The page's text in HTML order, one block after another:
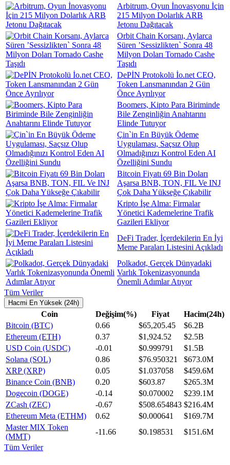
Arbitrum, Oyun İnovasyonu İçin
215 Milyon Dolarlık ARB
Jetonu Dağıtacak
Orbit Chain Korsanı, Aylarca
Süren ’Sessizlikten` Sonra 48
Milyon Doları Tornado Cashe
Taşıdı
DePİN Protokolü İo.net CEO,
Token Lansmanından 2 Gün
Önce Ayrılıyor
Boomers, Kipto Para Biriminde
Bile Zenginliğin Anahtarını
Elinde Tutuyor
Çin`in En Büyük Ödeme
Uygulaması, Saçsız Olup
Olmadığınızı Kontrol Eden AI
Özelliğini Sundu
Bitcoin Fiyatı 69 Bin Doları
Aşarsa BNB, TON, FIL Ve INJ
Çok Daha Yükseğe Çıkabilir
Kripto İşe Alma: Firmalar
Yönetici Kademelerine Trafik
Gazileri Ekliyor
DeFi Trader, İçerdekilerin En İyi
Meme Paraları Listesini Açıkladı
Polkadot, Gerçek Dünyadaki
Varlık Tokenizasyonunda
Önemli Adımlar Atıyor
Tüm Veriler
Hacmi En Yüksek (24h)
Coin Değişim(%) Fiyat
Hacim(24h)
Bitcoin (BTC)
0.66 $65,205.45
$6.2B
Ethereum (ETH)
0.37 $1,924.52
$2.5B
USD Coin (USDC)
-0.01 $0.999791
$1.5B
Solana (SOL)
0.86 $76.950321
$673.0M
XRP (XRP)
0.05 $1.037058
$459.6M
Binance Coin (BNB)
0.20 $603.87
$265.3M
Dogecoin (DOGE)
-0.14 $0.070002
$239.1M
ZCash (ZEC)
-0.67 $508.654843 $216.4M
Ethereum Meta (ETHM)
0.62 $0.000641
$169.7M
Master MIX Token
(MMT)
-11.66 $0.198531
$151.6M
Tüm Veriler